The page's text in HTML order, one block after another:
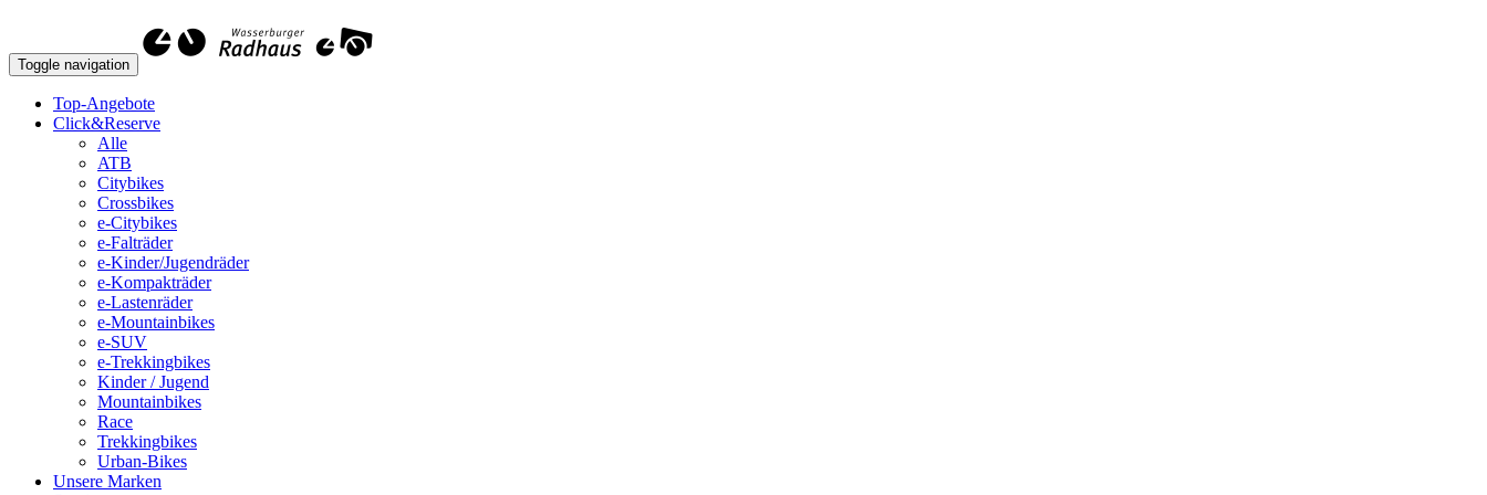
Toggle navigation
Top-Angebote
Click&Reserve
Alle
ATB
Citybikes
Crossbikes
e-Citybikes
e-Falträder
e-Kinder/Jugendräder
e-Kompakträder
e-Lastenräder
e-Mountainbikes
e-SUV
e-Trekkingbikes
Kinder / Jugend
Mountainbikes
Race
Trekkingbikes
Urban-Bikes
Unsere Marken